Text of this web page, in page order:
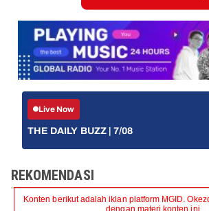
Live Now
THE DAILY BUZZ | 7/08